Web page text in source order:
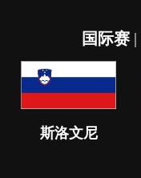
国际赛|
斯洛文尼